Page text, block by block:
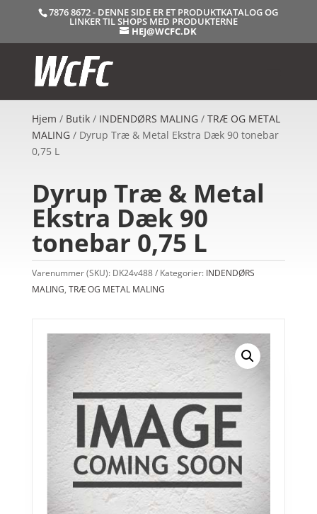
7876 8672 - DENNE SIDE ER ET PRODUKTKATALOG OG
LINKER TIL SHOPS MED PRODUKTERNE
HEJ@WCFC.DK
Hjem / Butik/ INDENDØRS MALING/ TRÆ OG METAL
MALING/ Dyrup Træ & Metal Ekstra Dæk 90 tonebar
0,75 L
Dyrup Træ & Metal
Ekstra Dæk 90
tonebar 0,75 L
Varenummer (SKU): DK24v488 Kategorier: INDENDØRS
MALING, TRÆ OG METAL MALING